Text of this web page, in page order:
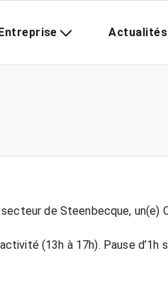
Actualités
de Steenbecque, un(e)
(13h à 17h). Pause d’1h